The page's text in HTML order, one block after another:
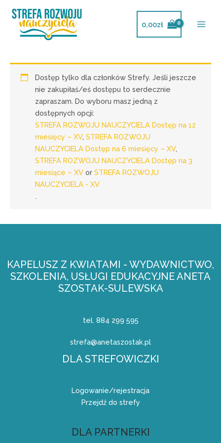
0,00zł
Dostęp tylko dla członków Strefy. Jeśli jeszcze
nie zakupiłaś/eś dostępu to serdecznie
zapraszam. Do wyboru masz jedną z
dostępnych opcji:
STREFA ROZWOJU NAUCZYCIELA Dostęp na 12
miesięcy – XV,STREFA ROZWOJU
NAUCZYCIELA Dostęp na 6 miesięcy – XV,
STREFA ROZWOJU NAUCZYCIELA Dostęp na 3
miesiące – XV orSTREFA ROZWOJU
NAUCZYCIELA - XV
.
KAPELUSZ Z KWIATAMI - WYDAWNICTWO,
SZKOLENIA, USŁUGI EDUKACYJNE ANETA
SZOSTAK-SULEWSKA
tel. 884 299 595
strefa@anetaszostak.pl
DLA STREFOWICZKI
Logowanie/rejestracja
Przejdź do strefy
DLA PARTNERKI